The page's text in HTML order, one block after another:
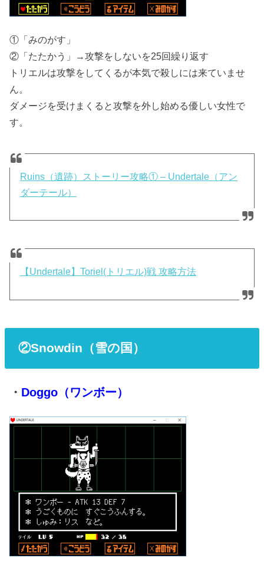
①「みのがす」
②「たたかう」→攻撃をしないを25回繰り返す
トリエルは攻撃をしてくるが本気で殺しには来ていませ
ん。
ダメージを受けまくると攻撃を外し始める優しい女性で
す。
Ruins（遺跡）ストーリー攻略① – Undertale（アン
ダーテール）
【Undertale】Toriel(トリエル)戦 攻略方法
②Snowdin（雪の国）
・ Doggo（ワンボー）